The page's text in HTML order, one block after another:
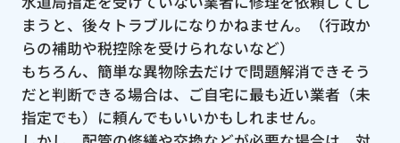
まうと、後々トラブルになりかねません。（行政か
らの補助や税控除を受けられないなど）
もちろん、簡単な異物除去だけで問題解消できそう
だと判断できる場合は、ご自宅に最も近い業者（未
指定でも）に頼んでもいいかもしれません。